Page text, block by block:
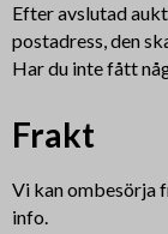
Efter avslutad
postadress, den
Har du inte fått
Frakt
Vi kan ombesörja
info.